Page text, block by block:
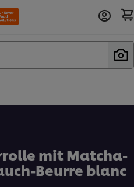
mit Matcha-
Beurre blanc